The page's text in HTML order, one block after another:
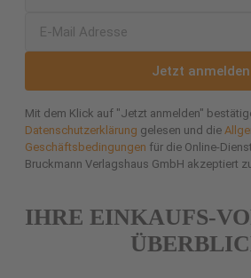
Jetzt anmelden
Mit dem Klick auf "Jetzt anmelden"
Datenschutzerklärung gelesen und die
Geschäftsbedingungen für die Online-
Bruckmann Verlagshaus GmbH akzeptiert
IHRE EINKAUFS-